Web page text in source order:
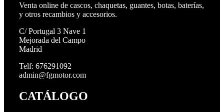
Venta online de cascos, chaquetas, guantes, botas, baterías,
y otros recambios y accesorios.
C/ Portugal 3 Nave 1
Mejorada del Campo
Madrid
Telf: 676291092
admin@fgmotor.com
CATÁLOGO